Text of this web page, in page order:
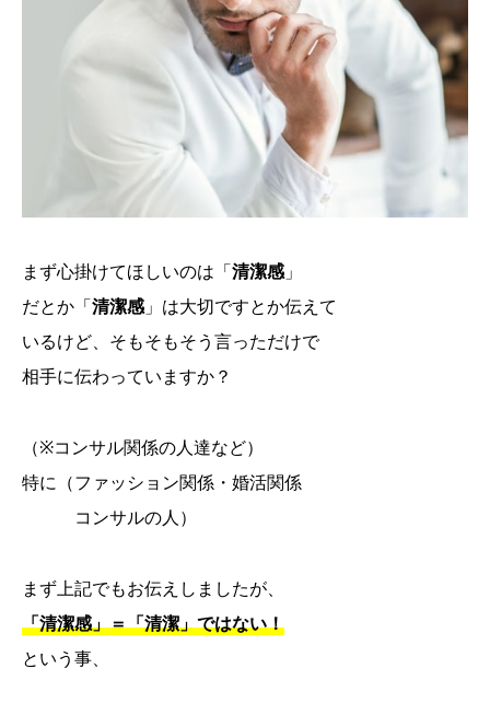
まず心掛けてほしいのは「清潔感」
だとか「清潔感」は大切ですとか伝えて
いるけど、そもそもそう言っただけで
相手に伝わっていますか？
（※コンサル関係の人達など）
特に（ファッション関係・婚活関係
コンサルの人）
まず上記でもお伝えしましたが、
「清潔感」＝「清潔」ではない！
という事、